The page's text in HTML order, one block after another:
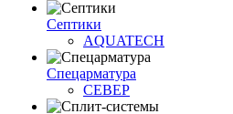
Септики
AQUATECH
Спецарматура
СЕВЕР